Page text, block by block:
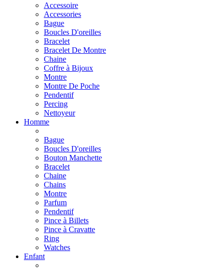
Accessoire
Accessories
Bague
Boucles D'oreilles
Bracelet
Bracelet De Montre
Chaine
Coffre à Bijoux
Montre
Montre De Poche
Pendentif
Percing
Nettoyeur
Homme
Bague
Boucles D'oreilles
Bouton Manchette
Bracelet
Chaine
Chains
Montre
Parfum
Pendentif
Pince à Billets
Pince à Cravatte
Ring
Watches
Enfant